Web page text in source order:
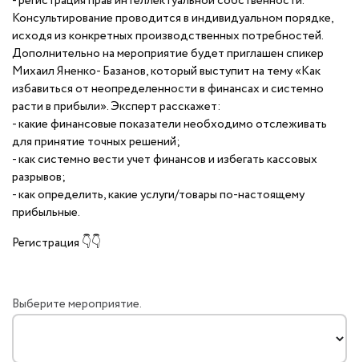
Консультирование проводится в индивидуальном порядке,
исходя из конкретных производственных потребностей.
Дополнительно на мероприятие будет приглашен спикер
Михаил Яненко- Базанов, который выступит на тему «Как
избавиться от неопределенности в финансах и системно
расти в прибыли». Эксперт расскажет:
- какие финансовые показатели необходимо отслеживать
для принятие точных решений;
- как системно вести учет финансов и избегать кассовых
разрывов;
- как определить, какие услуги/товары по-настоящему
прибыльные.
Регистрация 👇👇
Выберите мероприятие.